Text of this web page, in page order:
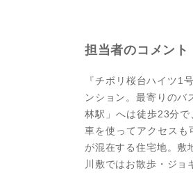
担当者のコメント
『チボリ桜台ハイツ1
ンション。最寄りのバ
林駅」へは徒歩23分
車を使ってアクセス
が混在する住宅地。敷
川敷ではお散歩・ジョ